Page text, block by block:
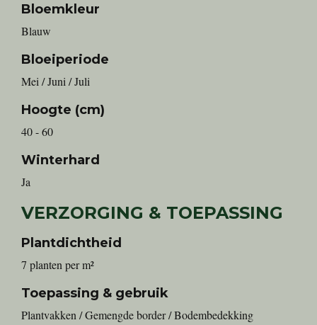
Bloemkleur
Blauw
Bloeiperiode
Mei / Juni / Juli
Hoogte (cm)
40 - 60
Winterhard
Ja
VERZORGING & TOEPASSING
Plantdichtheid
7 planten per m²
Toepassing & gebruik
Plantvakken / Gemengde border / Bodembedekking